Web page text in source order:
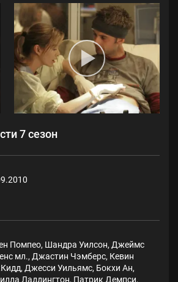
7 сезон
Помпео, Шандра Уилсон, Джеймс
мл., Джастин Чэмберс, Кевин
Джесси Уильямс, Бокхи Ан,
Ладдингтон, Патрик Демпси,